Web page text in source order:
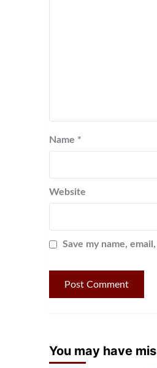
Name *
Website
Save my name,
You may have